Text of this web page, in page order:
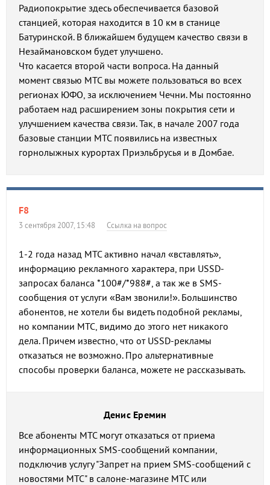
Радиопокрытие здесь обеспечивается базовой
станцией, которая находится в 10 км в станице
Батуринской. В ближайшем будущем качество связи в
Незаймановском будет улучшено.
Что касается второй части вопроса. На данный
момент связью МТС вы можете пользоваться во всех
регионах ЮФО, за исключением Чечни. Мы постоянно
работаем над расширением зоны покрытия сети и
улучшением качества связи. Так, в начале 2007 года
базовые станции МТС появились на известных
горнолыжных курортах Приэльбрусья и в Домбае.
F8
3 сентября 2007, 15:48 Ссылка на вопрос
1-2 года назад МТС активно начал «вставлять»,
информацию рекламного характера, при USSD-
запросах баланса *100#/*988#, а так же в SMS-
сообщения от услуги «Вам звонили!». Большинство
абонентов, не хотели бы видеть подобной рекламы,
но компании МТС, видимо до этого нет никакого
дела. Причем известно, что от USSD-рекламы
отказаться не возможно. Про альтернативные
способы проверки баланса, можете не рассказывать.
Денис Еремин
Все абоненты МТС могут отказаться от приема
информационных SMS-сообщений компании,
подключив услугу "Запрет на прием SMS-сообщений с
новостями МТС" в салоне-магазине МТС или